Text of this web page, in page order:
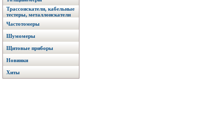
Трассоискатели, кабельные
тестеры, металлоискатели
Частотомеры
Шумомеры
Щитовые приборы
Новинки
Хиты